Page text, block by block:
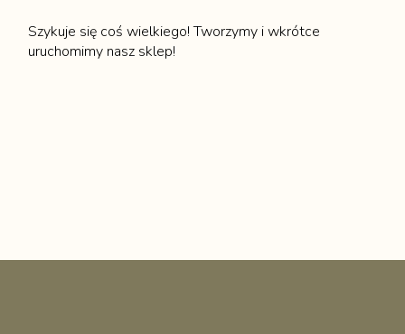
Szykuje się coś wielkiego! Tworzymy i wkrótce
uruchomimy nasz sklep!